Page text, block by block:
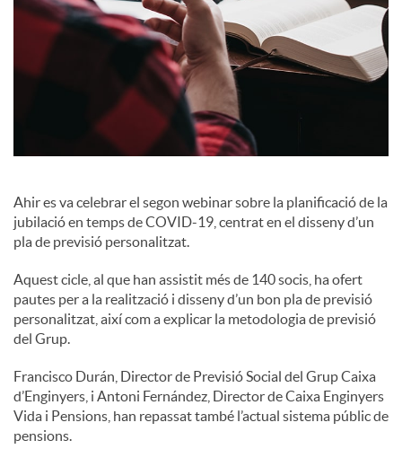
c
o
t
i
n
g
u
Ahir es va celebrar el segon webinar sobre la planificació de la
jubilació en temps de COVID-19, centrat en el disseny d’un
pla de previsió personalitzat.
Aquest cicle, al que han assistit més de 140 socis, ha ofert
pautes per a la realització i disseny d’un bon pla de previsió
personalitzat, així com a explicar la metodologia de previsió
del Grup.
Francisco Durán, Director de Previsió Social del Grup Caixa
d’Enginyers, i Antoni Fernández, Director de Caixa Enginyers
Vida i Pensions, han repassat també l’actual sistema públic de
pensions.